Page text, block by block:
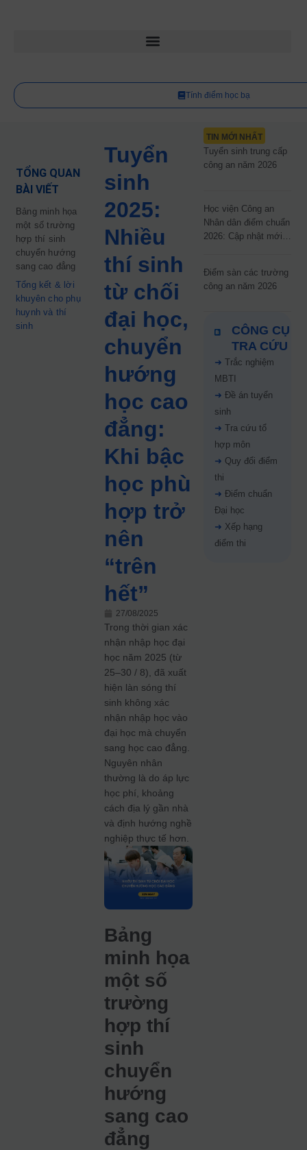
Tính điểm học bạ
TỔNG QUAN
BÀI VIẾT
Bảng minh họa
một số trường
hợp thí sinh
chuyển hướng
sang cao đẳng
Tổng kết & lời
khuyên cho phụ
huynh và thí
sinh
Tuyển
sinh
2025:
Nhiều
thí sinh
từ chối
đại học,
chuyển
hướng
học cao
đẳng:
Khi bậc
học phù
hợp trở
nên
“trên
hết”
27/08/2025
Trong thời gian xác
nhận nhập học đại
học năm 2025 (từ
25–30 / 8), đã xuất
hiện làn sóng thí
sinh không xác
nhận nhập học vào
đại học mà chuyển
sang học cao đẳng.
Nguyên nhân
thường là do áp lực
học phí, khoảng
cách địa lý gần nhà
và định hướng nghề
nghiệp thực tế hơn.
Bảng
minh họa
một số
trường
hợp thí
sinh
chuyển
hướng
sang cao
đẳng
TIN MỚI NHẤT
Tuyển sinh trung cấp
công an năm 2026
Học viện Công an
Nhân dân điểm chuẩn
2026: Cập nhật mới
Điểm sàn các trường
công an năm 2026
CÔNG CỤ
TRA CỨU
➜ Trắc nghiệm
MBTI
➜ Đề án tuyển
sinh
➜ Tra cứu tổ
hợp môn
➜ Quy đổi điểm
thi
➜ Điểm chuẩn
Đại học
➜ Xếp hạng
điểm thi